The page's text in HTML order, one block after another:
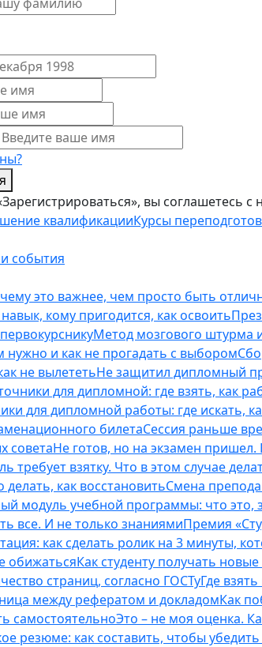
вы соглашетесь с
квалификацииКурсы
события
это важнее, чем просто быть
кому пригодится, как освоить
Метод мозгового штурма
нужно и как не прогадать с выбором
не вылететьНе защитил дипломный
для дипломной: где взять, как
для дипломной работы: где искать,
билетаСессия раньше
советаНе готов, но на экзамен пришел.
требует взятку. Что в этом случае
как восстановитьСмена
модуль учебной программы: что это,
все. И не только знаниямиПремия
как сделать ролик на 3 минуты,
обижатьсяКак студенту получать
страниц, согласно ГОСТуГде
между рефератом и докладомКак
самостоятельноЭто – не моя оценка.
резюме: как составить, чтобы